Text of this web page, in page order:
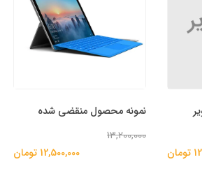
نمونه محصول منقضی شده
13,200,000
12,500,000 تومان